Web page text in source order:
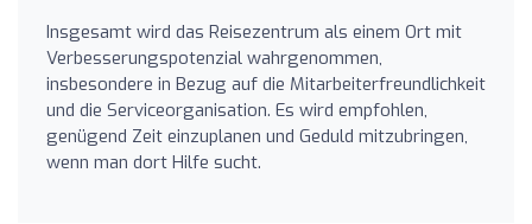
Insgesamt wird das Reisezentrum als einem Ort mit
Verbesserungspotenzial wahrgenommen,
insbesondere in Bezug auf die Mitarbeiterfreundlichkeit
und die Serviceorganisation. Es wird empfohlen,
genügend Zeit einzuplanen und Geduld mitzubringen,
wenn man dort Hilfe sucht.